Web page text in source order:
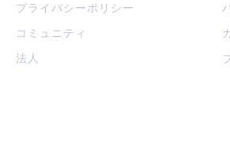
プライバシーポリシー
コミュニティ
法人